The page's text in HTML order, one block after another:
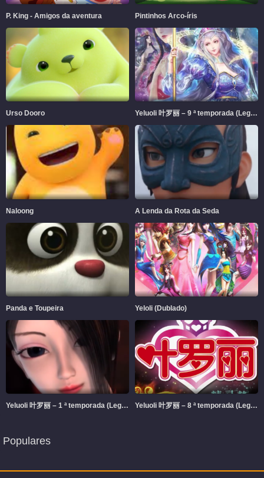
P. King - Amigos da aventura Pintinhos Arco-íris
Urso Dooro Yeluoli 叶罗丽 – 9 ª temporada (Legendado)
Naloong A Lenda da Rota da Seda
Panda e Toupeira Yeloli (Dublado)
Yeluoli 叶罗丽 – 1 ª temporada (Legendado) Yeluoli 叶罗丽 – 8 ª temporada (Legendado)
Populares